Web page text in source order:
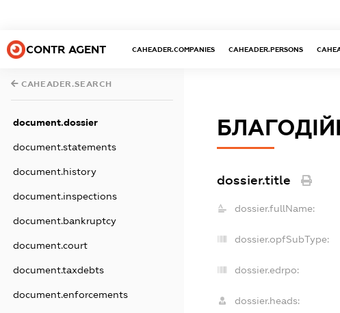
CONTR AGENT CAHEADER.COMPANIES CAHEADER.PERSONS
CAHEADER.SEARCH
document.dossier
document.statements
document.history
document.inspections
document.bankruptcy
document.court
document.taxdebts
document.enforcements
dossier.title
dossier.fullName:
dossier.opfSubType:
dossier.edrpo:
dossier.heads: